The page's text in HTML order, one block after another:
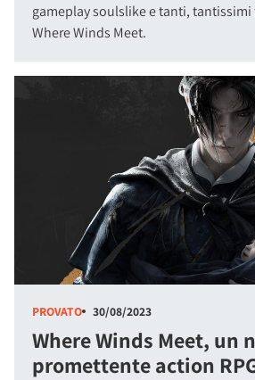
gameplay soulslike e tanti,
Where Winds Meet.
PROVATO 30/08/2023
Where Winds Meet, un
promettente action